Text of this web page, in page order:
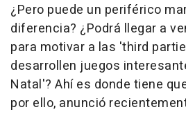
¿Pero puede un periférico
diferencia? ¿Podrá llegar a
para motivar a las 'third
desarrollen juegos
Natal'? Ahí es donde tiene
por ello, anunció